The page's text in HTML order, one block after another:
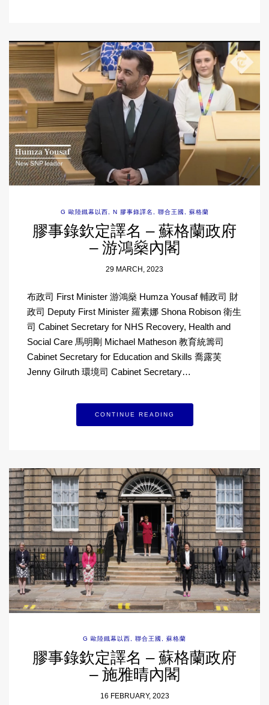
G 歐陸鐵幕以西 N 膠事錄譯名 聯合王國 蘇格蘭
膠事錄欽定譯名 – 蘇格蘭政府
– 游鴻燊內閣
29 MARCH, 2023
布政司 First Minister 游鴻燊 Humza Yousaf 輔政司 財
政司 Deputy First Minister 羅素娜 Shona Robison 衛生
司 Cabinet Secretary for NHS Recovery, Health and
Social Care 馬明剛 Michael Matheson 教育統籌司
Cabinet Secretary for Education and Skills 喬露芙
Jenny Gilruth 環境司 Cabinet Secretary…
CONTINUE READING
G 歐陸鐵幕以西 , 聯合王國 , 蘇格蘭
膠事錄欽定譯名 – 蘇格蘭政府
– 施雅晴內閣
16 FEBRUARY, 2023